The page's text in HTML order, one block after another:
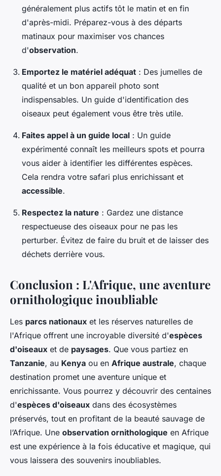
généralement plus actifs tôt le matin et en fin
d'après-midi. Préparez-vous à des départs
matinaux pour maximiser vos chances
d'observation.
Emportez le matériel adéquat : Des jumelles de
qualité et un bon appareil photo sont
indispensables. Un guide d'identification des
oiseaux peut également vous être très utile.
Faites appel à un guide local : Un guide
expérimenté connaît les meilleurs spots et pourra
vous aider à identifier les différentes espèces.
Cela rendra votre safari plus enrichissant et
accessible.
Respectez la nature : Gardez une distance
respectueuse des oiseaux pour ne pas les
perturber. Évitez de faire du bruit et de laisser des
déchets derrière vous.
Conclusion : L'Afrique, une aventure
ornithologique inoubliable
Les parcs nationaux et les réserves naturelles de
l'Afrique offrent une incroyable diversité d'espèces
d'oiseaux et de paysages. Que vous partiez en
Tanzanie, au Kenya ou en Afrique australe, chaque
destination promet une aventure unique et
enrichissante. Vous pourrez y découvrir des centaines
d'espèces d'oiseaux dans des écosystèmes
préservés, tout en profitant de la beauté sauvage de
l’Afrique. Une observation ornithologique en Afrique
est une expérience à la fois éducative et magique, qui
vous laissera des souvenirs inoubliables.